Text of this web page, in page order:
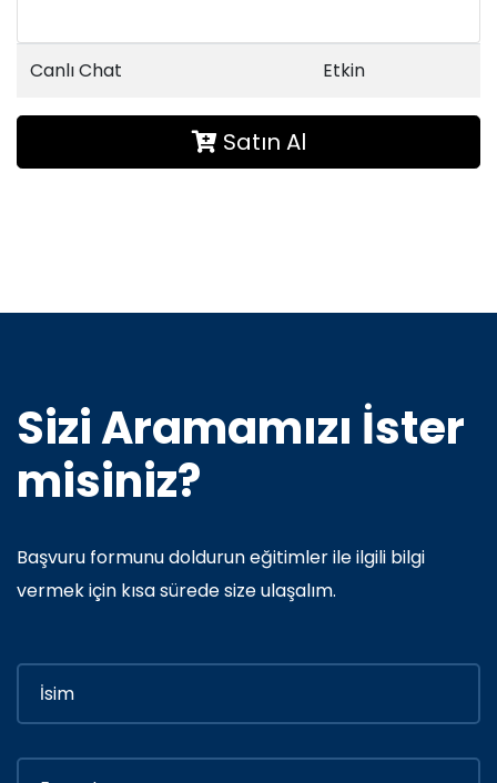
Canlı Chat Etkin
Satın Al
Sizi Aramamızı İster
misiniz?
Başvuru formunu doldurun eğitimler ile ilgili bilgi
vermek için kısa sürede size ulaşalım.